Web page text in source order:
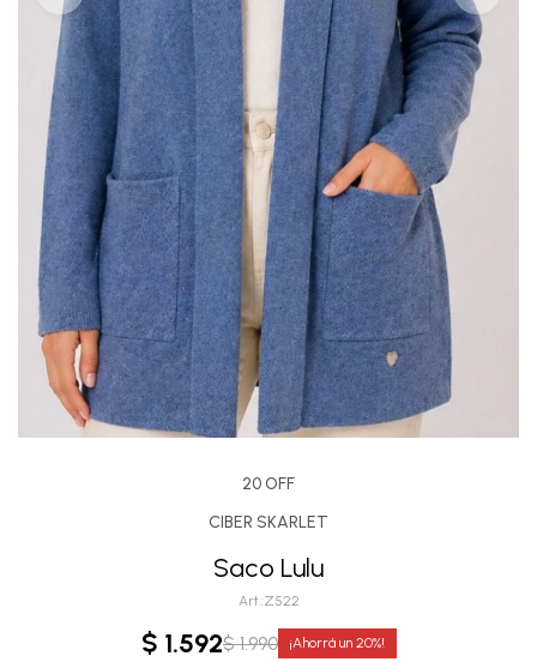
20 OFF
CIBER SKARLET
Saco Lulu
Z522
$ 1.592$ 1.990 20